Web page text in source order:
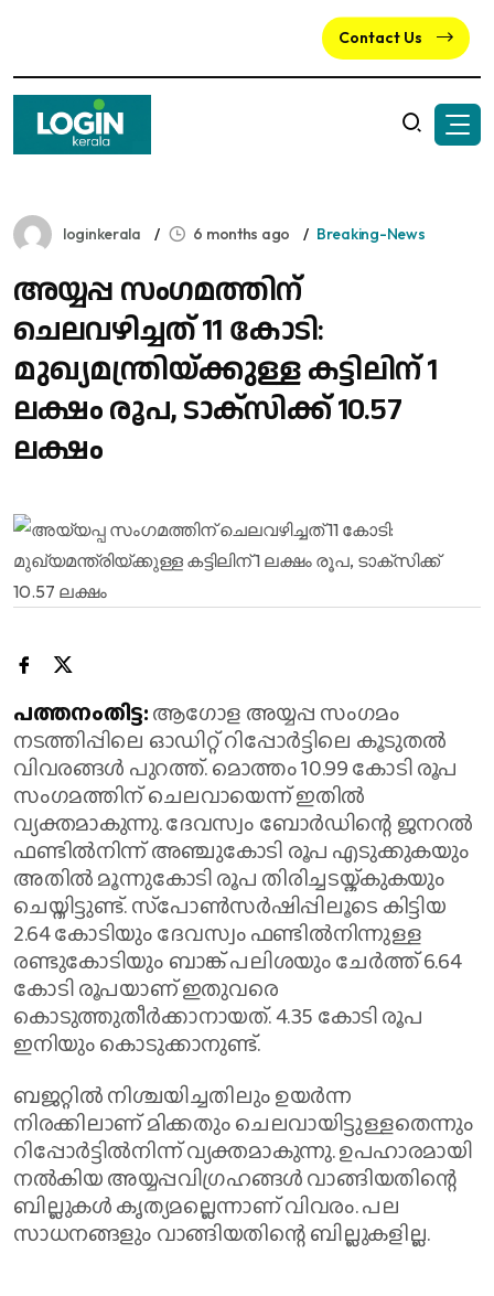
Contact Us
loginkerala 6 months ago Breaking-News
അയ്യപ്പ സംഗമത്തിന്
ചെലവഴിച്ചത് 11 കോടി:
മുഖ്യമന്ത്രിയ്ക്കുള്ള കട്ടിലിന് 1
ലക്ഷം രൂപ, ടാക്‌സിക്ക് 10.57
ലക്ഷം
പത്തനംതിട്ട:ആഗോള അയ്യപ്പ സംഗമം
നടത്തിപ്പിലെ ഓഡിറ്റ് റിപ്പോർട്ടിലെ കൂടുതൽ
വിവരങ്ങൾ പുറത്ത്. മൊത്തം 10.99 കോടി രൂപ
സംഗമത്തിന് ചെലവായെന്ന് ഇതില്‍
വ്യക്തമാകുന്നു. ദേവസ്വം ബോര്‍ഡിന്റെ ജനറല്‍
ഫണ്ടില്‍നിന്ന് അഞ്ചുകോടി രൂപ എടുക്കുകയും
അതില്‍ മൂന്നുകോടി രൂപ തിരിച്ചടയ്ക്കുകയും
ചെയ്തിട്ടുണ്ട്. സ്‌പോണ്‍സര്‍ഷിപ്പിലൂടെ കിട്ടിയ
2.64 കോടിയും ദേവസ്വം ഫണ്ടില്‍നിന്നുള്ള
രണ്ടുകോടിയും ബാങ്ക് പലിശയും ചേര്‍ത്ത് 6.64
കോടി രൂപയാണ് ഇതുവരെ
കൊടുത്തുതീര്‍ക്കാനായത്. 4.35 കോടി രൂപ
ഇനിയും കൊടുക്കാനുണ്ട്.
ബജറ്റില്‍ നിശ്ചയിച്ചതിലും ഉയര്‍ന്ന
നിരക്കിലാണ് മിക്കതും ചെലവായിട്ടുള്ളതെന്നും
റിപ്പോര്‍ട്ടില്‍നിന്ന് വ്യക്തമാകുന്നു. ഉപഹാരമായി
നല്‍കിയ അയ്യപ്പവിഗ്രഹങ്ങള്‍ വാങ്ങിയതിന്റെ
ബില്ലുകള്‍ കൃത്യമല്ലെന്നാണ് വിവരം. പല
സാധനങ്ങളും വാങ്ങിയതിന്റെ ബില്ലുകളില്ല.